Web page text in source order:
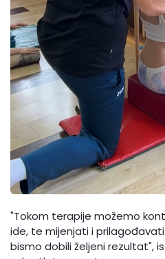
"Tokom terapije možemo
ide, te mijenjati i
bismo dobili željeni rezultat",